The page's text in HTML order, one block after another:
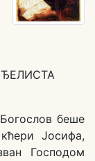
беше
Јосифа,
Господом